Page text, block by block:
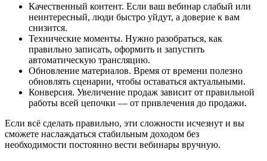
Качественный контент. Если ваш вебинар слабый или
неинтересный, люди быстро уйдут, а доверие к вам
снизится.
Технические моменты. Нужно разобраться, как
правильно записать, оформить и запустить
автоматическую трансляцию.
Обновление материалов. Время от времени полезно
обновлять сценарии, чтобы оставаться актуальными.
Конверсия. Увеличение продаж зависит от правильной
работы всей цепочки — от привлечения до продажи.
Если всё сделать правильно, эти сложности исчезнут и вы
сможете наслаждаться стабильным доходом без
необходимости постоянно вести вебинары вручную.